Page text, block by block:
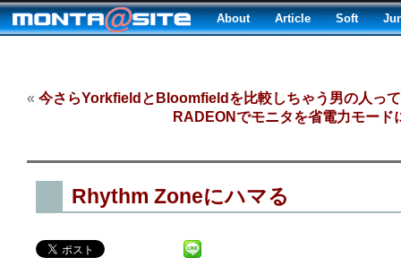
About Article Soft
« 今さらYorkfieldとBloomfieldを比較しちゃう男の人っ
RADEONでモニタを省電力モー
Rhythm Zoneにハマる